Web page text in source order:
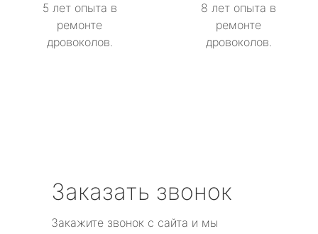
5 лет опыта в
ремонте
дровоколов.
8 лет опыта в
ремонте
дровоколов.
Заказать звонок
Закажите звонок с сайта и мы